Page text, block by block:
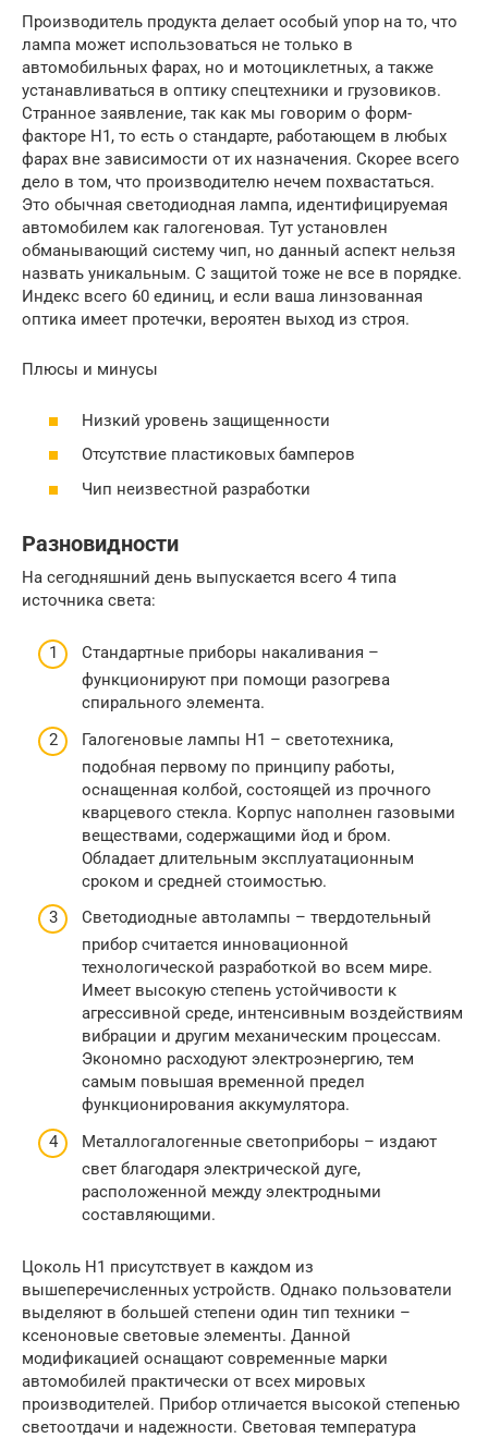
Производитель продукта делает особый упор на то, что
лампа может использоваться не только в
автомобильных фарах, но и мотоциклетных, а также
устанавливаться в оптику спецтехники и грузовиков.
Странное заявление, так как мы говорим о форм-
факторе H1, то есть о стандарте, работающем в любых
фарах вне зависимости от их назначения. Скорее всего
дело в том, что производителю нечем похвастаться.
Это обычная светодиодная лампа, идентифицируемая
автомобилем как галогеновая. Тут установлен
обманывающий систему чип, но данный аспект нельзя
назвать уникальным. С защитой тоже не все в порядке.
Индекс всего 60 единиц, и если ваша линзованная
оптика имеет протечки, вероятен выход из строя.
Плюсы и минусы
Низкий уровень защищенности
Отсутствие пластиковых бамперов
Чип неизвестной разработки
Разновидности
На сегодняшний день выпускается всего 4 типа
источника света:
Стандартные приборы накаливания –
функционируют при помощи разогрева
спирального элемента.
Галогеновые лампы H1 – светотехника,
подобная первому по принципу работы,
оснащенная колбой, состоящей из прочного
кварцевого стекла. Корпус наполнен газовыми
веществами, содержащими йод и бром.
Обладает длительным эксплуатационным
сроком и средней стоимостью.
Светодиодные автолампы – твердотельный
прибор считается инновационной
технологической разработкой во всем мире.
Имеет высокую степень устойчивости к
агрессивной среде, интенсивным воздействиям
вибрации и другим механическим процессам.
Экономно расходуют электроэнергию, тем
самым повышая временной предел
функционирования аккумулятора.
Металлогалогенные светоприборы – издают
свет благодаря электрической дуге,
расположенной между электродными
составляющими.
Цоколь Н1 присутствует в каждом из
вышеперечисленных устройств. Однако пользователи
выделяют в большей степени один тип техники –
ксеноновые световые элементы. Данной
модификацией оснащают современные марки
автомобилей практически от всех мировых
производителей. Прибор отличается высокой степенью
светоотдачи и надежности. Световая температура